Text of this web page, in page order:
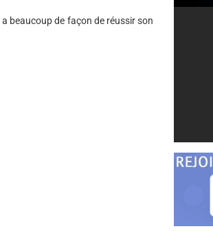
beaucoup de façon de réussir son